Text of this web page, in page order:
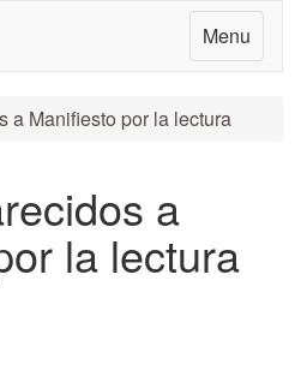
Menu
a Manifiesto por la lectura
a
la lectura